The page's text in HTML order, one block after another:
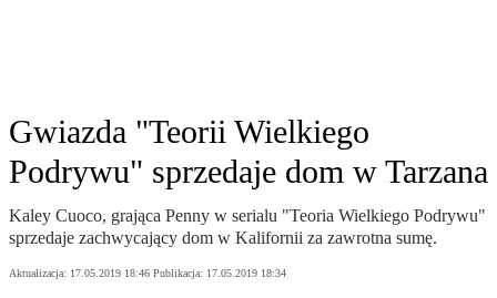
Gwiazda "Teorii Wielkiego
Podrywu" sprzedaje dom w Tarzana
Kaley Cuoco, grająca Penny w serialu "Teoria Wielkiego Podrywu"
sprzedaje zachwycający dom w Kalifornii za zawrotna sumę.
Aktualizacja: 17.05.2019 18:46 Publikacja: 17.05.2019 18:34